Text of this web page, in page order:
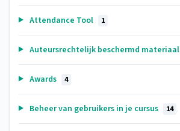
Attendance Tool 1
Auteursrechtelijk beschermd materiaal
Awards 4
Beheer van gebruikers in je cursus 14